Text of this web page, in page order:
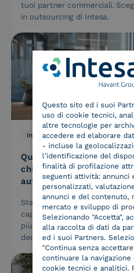
tuoi partner commerciali.
in outsourcing di Intesa.
Innovazione, We Are Intesa
Quando ad operare sarà
chi garantirà che è
autorizzato?
Sta arrivando una generazione
capace di agire da sola per
più assistenti che
decidono ed eseguono:…
Questo sito ed i suoi
uso di cookie tecnici,
altre tecnologie per
accedere ed elaborare
- incluse la
l’identificazione del
finalità di profilazione
seguenti attività: annunci
personalizzati,
annunci e del contenuto,
mercato e sviluppo di
Selezionando "Accetta",
alla raccolta di dati da
ed i suoi Partners.
"Continua senza
continuare la
cookie tecnici e analitici.